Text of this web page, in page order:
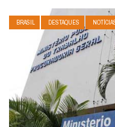
BRASIL DESTAQUES